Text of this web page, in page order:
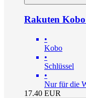
Rakuten
•
Kobo
•
Schlüssel
•
Nur für die
17.40 EUR